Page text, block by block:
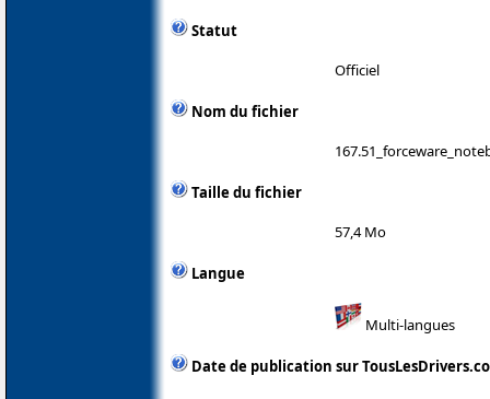
Statut
Officiel
Nom du fichier
Taille du fichier
57,4 Mo
Langue
Multi-langues
Date de publication sur